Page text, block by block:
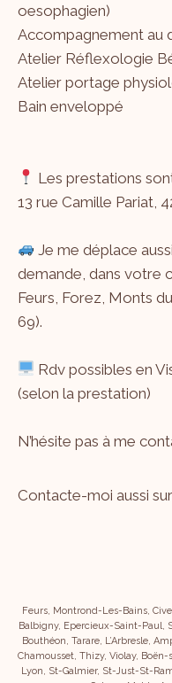
oesophagien)
Accompagnement au
Atelier Réflexologie
Atelier portage
Bain enveloppé
Les prestations
13 rue Camille Pariat,
Je me déplace
demande, dans votre
Feurs, Forez, Monts
69).
Rdv possibles en
(selon la prestation)
N’hésite pas à me
Contacte-moi aussi
Feurs, Montrond-Les-Bains,
Balbigny, Epercieux-Saint-Paul,
Bouthéon, Tarare, L’Arbresle,
Chamousset, Thizy, Violay,
Lyon, St-Galmier, St-Just-St-